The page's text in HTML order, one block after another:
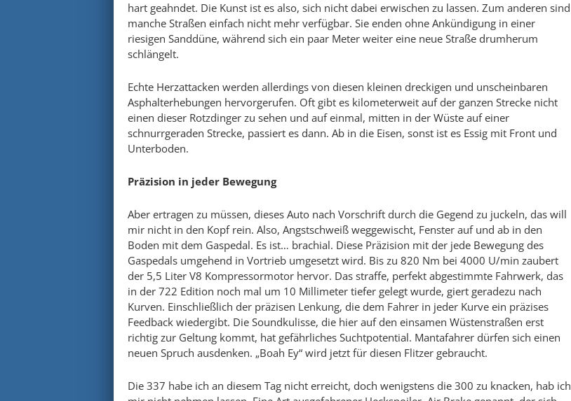
hart geahndet. Die Kunst ist es also, sich nicht dabei erwischen zu lassen. Zum anderen sind
manche Straßen einfach nicht mehr verfügbar. Sie enden ohne Ankündigung in einer
riesigen Sanddüne, während sich ein paar Meter weiter eine neue Straße drumherum
schlängelt.
Echte Herzattacken werden allerdings von diesen kleinen dreckigen und unscheinbaren
Asphalterhebungen hervorgerufen. Oft gibt es kilometerweit auf der ganzen Strecke nicht
einen dieser Rotzdinger zu sehen und auf einmal, mitten in der Wüste auf einer
schnurrgeraden Strecke, passiert es dann. Ab in die Eisen, sonst ist es Essig mit Front und
Unterboden.
Präzision in jeder Bewegung
Aber ertragen zu müssen, dieses Auto nach Vorschrift durch die Gegend zu juckeln, das will
mir nicht in den Kopf rein. Also, Angstschweiß weggewischt, Fenster auf und ab in den
Boden mit dem Gaspedal. Es ist… brachial. Diese Präzision mit der jede Bewegung des
Gaspedals umgehend in Vortrieb umgesetzt wird. Bis zu 820 Nm bei 4000 U/min zaubert
der 5,5 Liter V8 Kompressormotor hervor. Das straffe, perfekt abgestimmte Fahrwerk, das
in der 722 Edition noch mal um 10 Millimeter tiefer gelegt wurde, giert geradezu nach
Kurven. Einschließlich der präzisen Lenkung, die dem Fahrer in jeder Kurve ein präzises
Feedback wiedergibt. Die Soundkulisse, die hier auf den einsamen Wüstenstraßen erst
richtig zur Geltung kommt, hat gefährliches Suchtpotential. Mantafahrer dürfen sich einen
neuen Spruch ausdenken. „Boah Ey“ wird jetzt für diesen Flitzer gebraucht.
Die 337 habe ich an diesem Tag nicht erreicht, doch wenigstens die 300 zu knacken, hab ich